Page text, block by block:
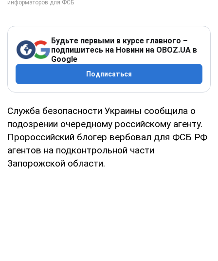
Будьте первыми в курсе главного –
подпишитесь на Новини на OBOZ.UA в
Google
Подписаться
Служба безопасности Украины сообщила о
подозрении очередному российскому агенту.
Пророссийский блогер вербовал для ФСБ РФ
агентов на подконтрольной части
Запорожской области.